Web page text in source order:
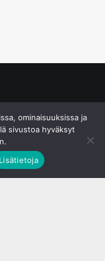
ominaisuuksissa ja
sivustoa hyväksyt
Lisätietoja